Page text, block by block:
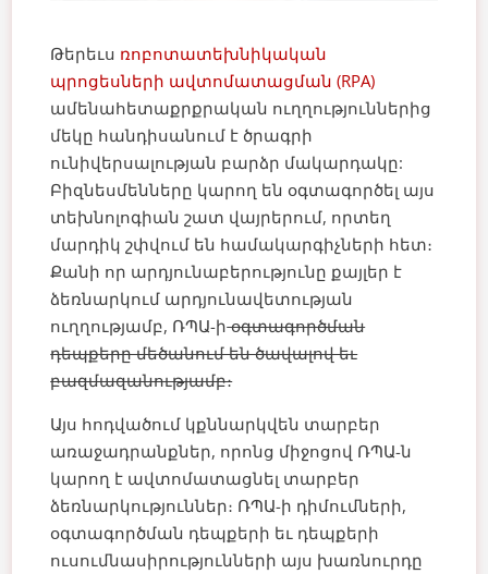
Թերեւս ռոբոտատեխնիկական
պրոցեսների ավտոմատացման (RPA)
ամենահետաքրքրական ուղղություններից
մեկը հանդիսանում է ծրագրի
ունիվերսալության բարձր մակարդակը:
Բիզնեսմենները կարող են օգտագործել այս
տեխնոլոգիան շատ վայրերում, որտեղ
մարդիկ շփվում են համակարգիչների հետ։
Քանի որ արդյունաբերությունը քայլեր է
ձեռնարկում արդյունավետության
ուղղությամբ, ՌՊԱ-իօգտագործման
դեպքերը մեծանում են ծավալով եւ
բազմազանությամբ։
Այս հոդվածում կքննարկվեն տարբեր
առաջադրանքներ, որոնց միջոցով ՌՊԱ-ն
կարող է ավտոմատացնել տարբեր
ձեռնարկություններ։ ՌՊԱ-ի դիմումների,
օգտագործման դեպքերի եւ դեպքերի
ուսումնասիրությունների այս խառնուրդը